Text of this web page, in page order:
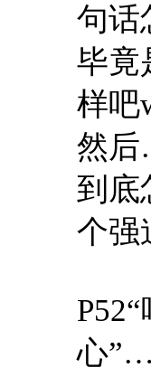
句话
毕竟
样吧
然后
到底
个强
心